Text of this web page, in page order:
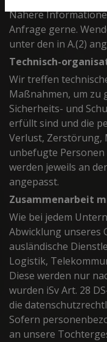
Nähere
Anfrage gerne.
unter den in A.(2)
Technisch-
Wir treffen
Maßnahmen, um zu
Sicherheits- und
erfüllt sind und die
Verlust, Zerstörung,
unbefugte
werden jeweils an
angepasst.
Zusammenarbeit
Wie bei jedem
Abwicklung unseres
ausländische
Logistik,
Diese werden nur
wurden iSv Art. 28
die
Sofern
an unsere